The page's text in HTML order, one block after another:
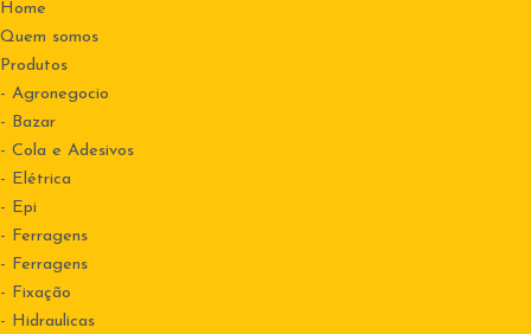
Home
Quem somos
Produtos
- Agronegocio
- Bazar
- Cola e Adesivos
- Elétrica
- Epi
- Ferragens
- Ferragens
- Fixação
- Hidraulicas